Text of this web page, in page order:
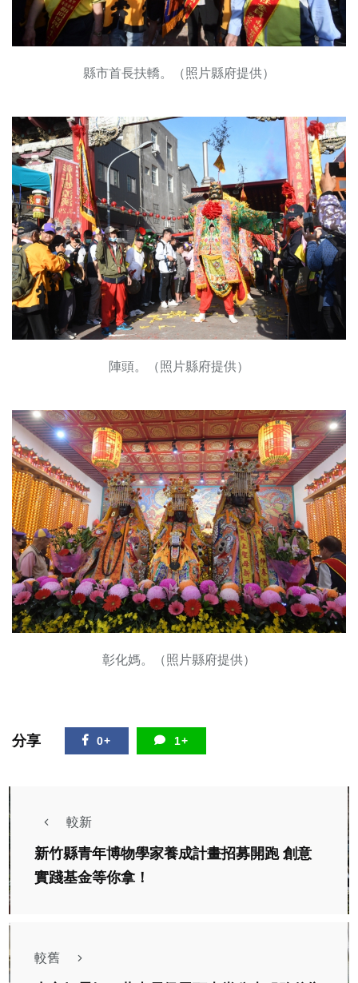
縣市首長扶轎。（照片縣府提供）
陣頭。（照片縣府提供）
彰化媽。（照片縣府提供）
分享 0+ 1+
較新
新竹縣青年博物學家養成計畫招募開跑 創意
實踐基金等你拿！
較舊